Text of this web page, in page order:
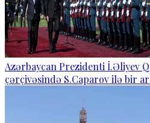
Azərbaycan Prezidenti İ.Əliyev
çərçivəsində S.Caparov ilə bir